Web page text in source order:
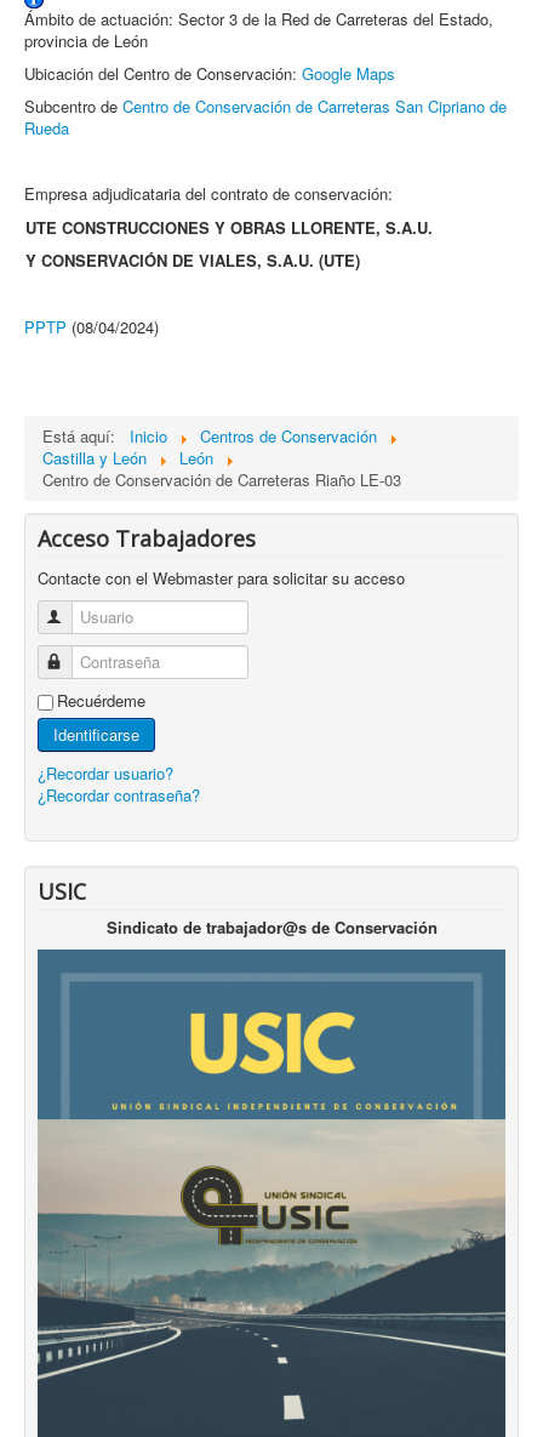
Ámbito de actuación: Sector 3 de la Red de Carreteras del Estado,
provincia de León
Ubicación del Centro de Conservación: Google Maps
Subcentro de Centro de Conservación de Carreteras San Cipriano de
Rueda
Empresa adjudicataria del contrato de conservación:
UTE CONSTRUCCIONES Y OBRAS LLORENTE, S.A.U.
Y CONSERVACIÓN DE VIALES, S.A.U. (UTE)
PPTP (08/04/2024)
Está aquí: Inicio
Centros de Conservación
Castilla y León
León
Centro de Conservación de Carreteras Riaño LE-03
Acceso Trabajadores
Contacte con el Webmaster para solicitar su acceso
Usuario
Contraseña
Recuérdeme
Identificarse
¿Recordar usuario?
¿Recordar contraseña?
USIC
Sindicato de trabajador@s de Conservación